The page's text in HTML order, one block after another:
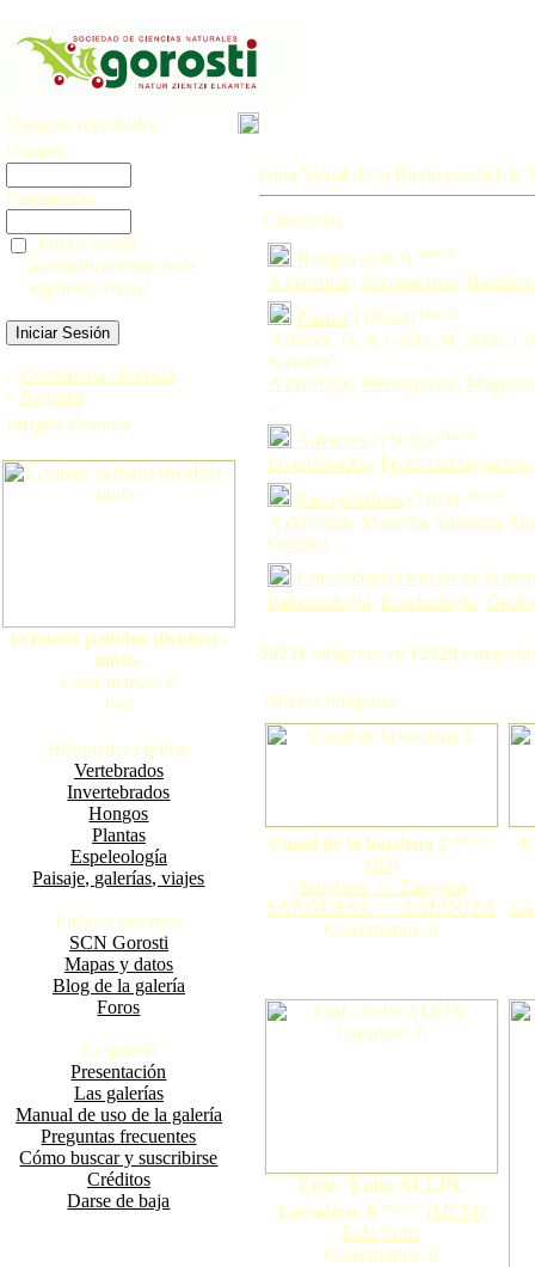
Usuarios registrados
Usuario:
Contraseña:
¿Iniciar sesión
automáticamente en la
siguiente visita?
» Contraseña olvidada
» Registro
Imagen aleatoria
Ectobius pallidus (lividus) -
ninfa-
Comentarios: 0
Jose
Búsquedas rápidas
Vertebrados
Invertebrados
Hongos
Plantas
Espeleología
Paisaje, galerías, viajes
Enlaces externos
SCN Gorosti
Mapas y datos
Blog de la galería
Foros
La galería
Presentación
Las galerías
Manual de uso de la galería
Preguntas frecuentes
Cómo buscar y suscribirse
Créditos
Darse de baja
Guía Visual de la Biodiversidad de
Categorías
Hongos (2362) nuevo
A clasificar, Ascomicetos,
Plantas (18624) nuevo
"Gómez, D. & Lorda, M. 2008.
Navarra".
A clasificar, Pteridophyta,
...
Animales (15938) nuevo
Invertebrados, Peces cartilaginosos
Paisaje/hábitat (7103) nuevo
A clasificar, Montaña Atlántica,
Oriental ...
Espeleología/ciencias de la
Paleontología, Espeleología,
50731 imágenes en 12329
Nuevas imágenes
Canal de la bardena 2 nuevo
(JIJ)
Sangüesa <> Zangoza
SANGÜESA <> ZANGOZA
Comentarios: 0
Eulz / Eultz ALLÍN.
Lavadero. 6 nuevo (MCM)
Eulz/Eultz
Comentarios: 0